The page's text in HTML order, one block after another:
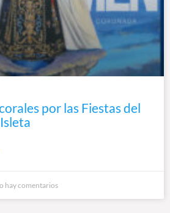
por las Fiestas del
hay comentarios